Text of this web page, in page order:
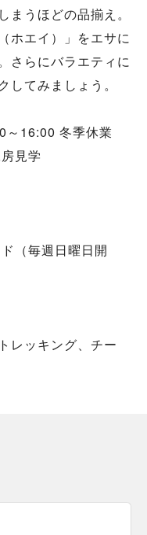
まうほどの品揃え。
ホエイ）」をエサに
さらにバラエティに
してみましょう。
～16:00 冬季休業
見学
（毎週日曜日開
レッキング、チー